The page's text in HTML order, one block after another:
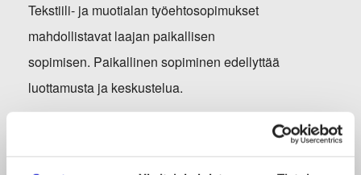
Tekstiili- ja muotialan työehtosopimukset
mahdollistavat laajan paikallisen
sopimisen. Paikallinen sopiminen edellyttää
luottamusta ja keskustelua.
”Yrityskohtaisissa ratkaisuissa onnistumiselle tärkeää
on, että työpaikan keskustelukulttuuri on rehellistä ja